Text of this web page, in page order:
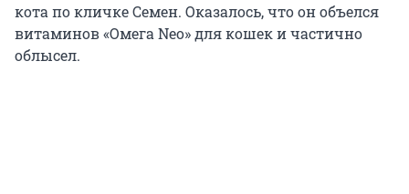
кота по кличке Семен. Оказалось, что он объелся
витаминов «Омега Neo» для кошек и частично
облысел.